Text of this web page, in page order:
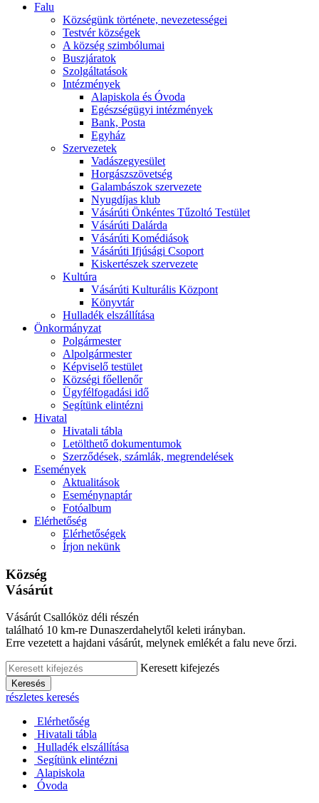
Falu
Községünk története, nevezetességei
Testvér községek
A község szimbólumai
Buszjáratok
Szolgáltatások
Intézmények
Alapiskola és Óvoda
Egészségügyi intézmények
Bank, Posta
Egyház
Szervezetek
Vadászegyesület
Horgászszövetség
Galambászok szervezete
Nyugdíjas klub
Vásárúti Önkéntes Tűzoltó Testület
Vásárúti Dalárda
Vásárúti Komédiások
Vásárúti Ifjúsági Csoport
Kiskertészek szervezete
Kultúra
Vásárúti Kulturális Központ
Könyvtár
Hulladék elszállítása
Önkormányzat
Polgármester
Alpolgármester
Képviselő testület
Községi főellenőr
Ügyfélfogadási idő
Segítünk elintézni
Hivatal
Hivatali tábla
Letölthető dokumentumok
Szerződések, számlák, megrendelések
Események
Aktualitások
Eseménynaptár
Fotóalbum
Elérhetőség
Elérhetőségek
Írjon nekünk
Község
Vásárút
Vásárút Csallóköz déli részén
található 10 km-re Dunaszerdahelytől keleti irányban.
Erre vezetett a hajdani vásárút, melynek emlékét a falu neve őrzi.
Keresett kifejezés
Keresés
részletes keresés
Elérhetőség
Hivatali tábla
Hulladék elszállítása
Segítünk elintézni
Alapiskola
Óvoda